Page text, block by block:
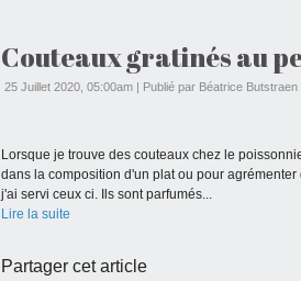
Couteaux gratinés au
25 Juillet 2020, 05:00am | Publié par Béatrice
Lorsque je trouve des couteaux chez le
dans la composition d'un plat ou pour
j'ai servi ceux ci. Ils sont parfumés...
Lire la suite
Partager cet article